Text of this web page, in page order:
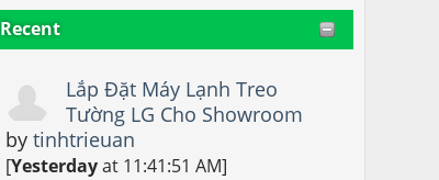
Recent
Lắp Đặt Máy Lạnh Treo
Tường LG Cho Showroom
bytinhtrieuan
[Yesterdayat 11:41:51 AM]